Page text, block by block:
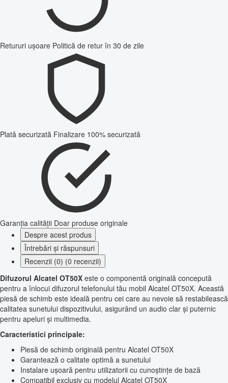
Retururi ușoare Politică de retur în 30 de zile
Plată securizată Finalizare 100% securizată
Garanția calității Doar produse originale
Despre acest produs
Întrebări și răspunsuri
Recenzii (0) (0 recenzii)
Difuzorul Alcatel OT50X este o componentă originală concepută
pentru a înlocui difuzorul telefonului tău mobil Alcatel OT50X. Această
piesă de schimb este ideală pentru cei care au nevoie să restabilească
calitatea sunetului dispozitivului, asigurând un audio clar și puternic
pentru apeluri și multimedia.
Caracteristici principale:
Piesă de schimb originală pentru Alcatel OT50X
Garantează o calitate optimă a sunetului
Instalare ușoară pentru utilizatorii cu cunoștințe de bază
Compatibil exclusiv cu modelul Alcatel OT50X